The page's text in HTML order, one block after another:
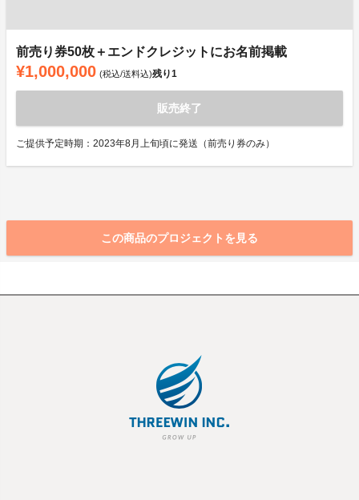
前売り券50枚＋エンドクレジットにお名前掲載
¥1,000,000 (税込/送料込)残り1
販売終了
ご提供予定時期：2023年8月上旬頃に発送（前売り券のみ）
この商品のプロジェクトを見る